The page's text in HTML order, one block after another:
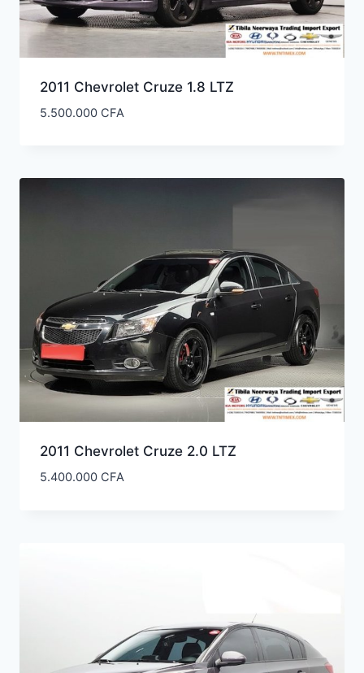
2011 Chevrolet Cruze 1.8 LTZ
5.500.000 CFA
2011 Chevrolet Cruze 2.0 LTZ
5.400.000 CFA